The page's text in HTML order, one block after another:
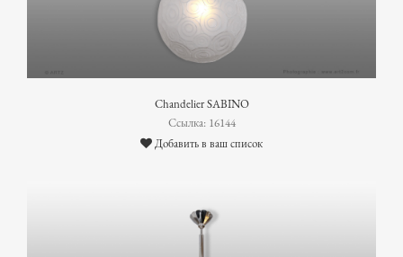
Chandelier SABINO
Ссылка: 16144
Добавить в ваш список